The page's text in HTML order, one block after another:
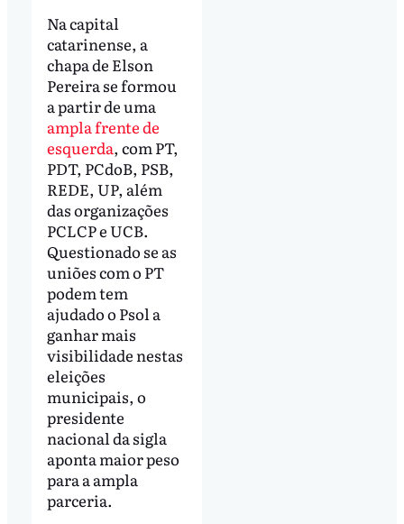
Na capital
catarinense, a
chapa de Elson
Pereira se formou
a partir de uma
ampla frente de
esquerda, com PT,
PDT, PCdoB, PSB,
REDE, UP, além
das organizações
PCLCP e UCB.
Questionado se as
uniões com o PT
podem tem
ajudado o Psol a
ganhar mais
visibilidade nestas
eleições
municipais, o
presidente
nacional da sigla
aponta maior peso
para a ampla
parceria.